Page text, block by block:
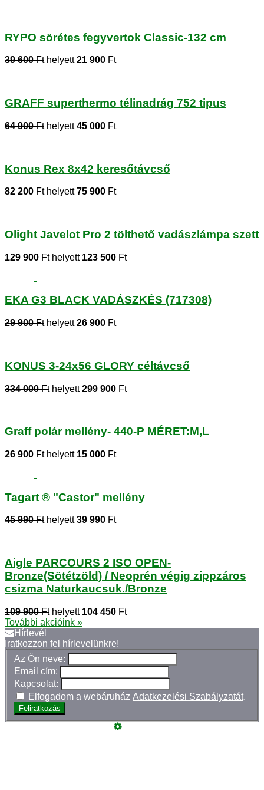
RYPO sörétes fegyvertok Classic-132 cm
39 600 Fthelyett21 900 Ft
GRAFF superthermo télinadrág 752 tipus
64 900 Fthelyett45 000 Ft
Konus Rex 8x42 keresőtávcső
82 200 Fthelyett75 900 Ft
Olight Javelot Pro 2 tölthető vadászlámpa szett
129 900 Fthelyett 123 500 Ft
EKA G3 BLACK VADÁSZKÉS (717308)
29 900 Fthelyett26 900 Ft
KONUS 3-24x56 GLORY céltávcső
334 000 Fthelyett299 900 Ft
Graff polár mellény- 440-P MÉRET:M,L
26 900 Fthelyett 15 000 Ft
Tagart ® "Castor" mellény
45 990 Fthelyett39 990 Ft
Aigle PARCOURS 2 ISO OPEN-
Bronze(Sötétzöld) / Neoprén végig zippzáros
csizma Naturkaucsuk./Bronze
109 900 Fthelyett 104 450 Ft
További akcióink »
Hírlevél
Iratkozzon fel hírlevelünkre!
Az Ön neve:
Email cím:
Kapcsolat:
Elfogadom a webáruház Adatkezelési Szabályzatát.
Feliratkozás